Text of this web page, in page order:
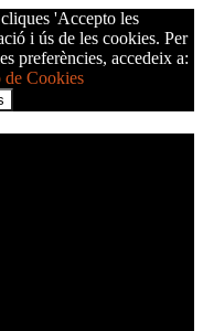
'Accepto les
i ús de les cookies. Per
preferències, accedeix a:
de Cookies